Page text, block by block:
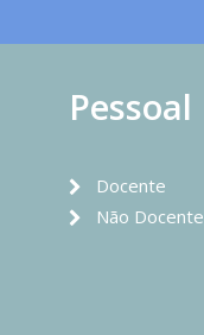
Pessoal
Docente
Não Docente